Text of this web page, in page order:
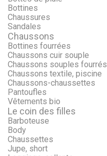
Bottines
Chaussures
Sandales
Chaussons
Bottines fourrées
Chaussons cuir souple
Chaussons souples fourrés
Chaussons textile, piscine
Chaussons-chaussettes
Pantoufles
Vêtements bio
Le coin des filles
Barboteuse
Body
Chaussettes
Jupe, short